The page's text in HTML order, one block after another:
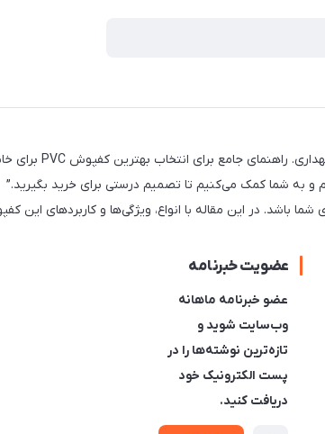
عضویت خبرنامه
عضو خبرنامه ماهانه
وب‌سایت شوید و
تازه‌ترین نوشته‌ها را در
پست الکترونیک خود
دریافت کنید.